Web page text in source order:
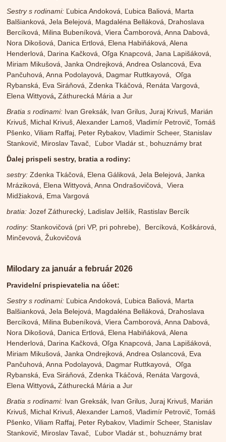
Sestry s rodinami: Ľubica Andoková, Ľubica Baliová, Marta
Balšianková, Jela Belejová, Magdaléna Belláková, Drahoslava
Bercíková, Milina Bubeníková, Viera Čamborová, Anna Dabová,
Nora Dikošová, Danica Ertlová, Elena Habiňáková, Alena
Henderlová, Darina Kačková, Oľga Knapcová, Jana Lapišáková,
Miriam Mikušová, Janka Ondrejková, Andrea Oslancová, Eva
Pančuhová, Anna Podolayová, Dagmar Ruttkayová, Oľga
Rybanská, Eva Siráňová, Zdenka Tkáčová, Renáta Vargová,
Elena Wittyová, Záthurecká Mária a Jur
Bratia s rodinami: Ivan Greksák, Ivan Grilus, Juraj Krivuš, Marián
Krivuš, Michal Krivuš, Alexander Lamoš, Vladimír Petrovič, Tomáš
Pšenko, Viliam Raffaj, Peter Rybakov, Vladimír Scheer, Stanislav
Stankovič, Miroslav Tavač, Ľubor Vladár st., bohuznámy brat
Ďalej prispeli sestry, bratia a rodiny:
sestry: Zdenka Tkáčová, Elena Gáliková, Jela Belejová, Janka
Mráziková, Elena Wittyová, Anna Ondrašovičová, Viera
Midžiaková, Ema Vargová
bratia: Jozef Záthurecký, Ladislav Jelšík, Rastislav Bercík
rodiny: Stankovičová (pri VP, pri pohrebe), Bercíková, Koškárová,
Minčevová, Žukovičová
Milodary za január a február 2026
Pravidelní prispievatelia na účet:
Sestry s rodinami: Ľubica Andoková, Ľubica Baliová, Marta
Balšianková, Jela Belejová, Magdaléna Belláková, Drahoslava
Bercíková, Milina Bubeníková, Viera Čamborová, Anna Dabová,
Nora Dikošová, Danica Ertlová, Elena Habiňáková, Alena
Henderlová, Darina Kačková, Oľga Knapcová, Jana Lapišáková,
Miriam Mikušová, Janka Ondrejková, Andrea Oslancová, Eva
Pančuhová, Anna Podolayová, Dagmar Ruttkayová, Oľga
Rybanská, Eva Siráňová, Zdenka Tkáčová, Renáta Vargová,
Elena Wittyová, Záthurecká Mária a Jur
Bratia s rodinami: Ivan Greksák, Ivan Grilus, Juraj Krivuš, Marián
Krivuš, Michal Krivuš, Alexander Lamoš, Vladimír Petrovič, Tomáš
Pšenko, Viliam Raffaj, Peter Rybakov, Vladimír Scheer, Stanislav
Stankovič, Miroslav Tavač, Ľubor Vladár st., bohuznámy brat